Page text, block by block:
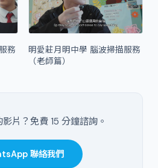
務
明愛莊月明中學 腦波掃描服務
（老師篇）
片？免費 15 分鐘諮詢。
聯絡我們